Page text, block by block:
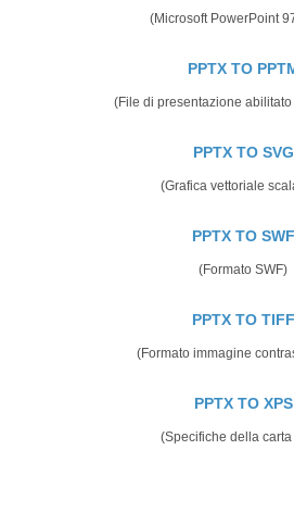
(Microsoft PowerPoint
PPTX TO
(File di presentazione
PPTX TO SVG
(Grafica vettoriale
PPTX TO SWF
(Formato SWF)
PPTX TO TIFF
(Formato immagine
PPTX TO XPS
(Specifiche della carta